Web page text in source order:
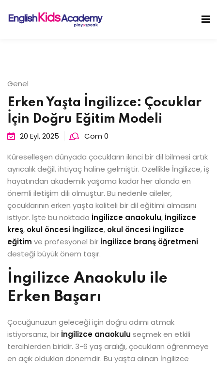
Genel
Erken Yaşta İngilizce: Çocuklar
İçin Doğru Eğitim Modeli
20 Eyl, 2025 Com 0
Küreselleşen dünyada çocukların ikinci bir dil bilmesi artık
ayrıcalık değil, ihtiyaç haline gelmiştir. Özellikle İngilizce, iş
hayatından akademik yaşama kadar her alanda en
önemli iletişim dili olmuştur. Bu nedenle aileler,
çocuklarının erken yaşta kaliteli bir dil eğitimi almasını
istiyor. İşte bu noktada İngilizce anaokulu, İngilizce
kreş, okul öncesi İngilizce, okul öncesi İngilizce
eğitim ve profesyonel bir İngilizce branş öğretmeni
desteği büyük önem taşır.
İngilizce Anaokulu ile
Erken Başarı
Çocuğunuzun geleceği için doğru adımı atmak
istiyorsanız, bir İngilizce anaokulu seçmek en etkili
tercihlerden biridir. 3-6 yaş aralığı, çocukların öğrenmeye
en açık oldukları dönemdir. Bu yaşta alınan İngilizce
Sign in
Remember me Lost your password?